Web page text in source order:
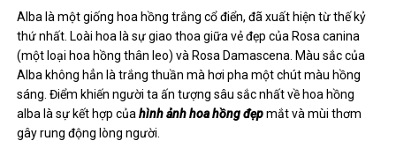
Alba là một giống hoa hồng trắng cổ điển, đã xuất hiện từ thế kỷ
thứ nhất. Loài hoa là sự giao thoa giữa vẻ đẹp của Rosa canina
(một loại hoa hồng thân leo) và Rosa Damascena. Màu sắc của
Alba không hẳn là trắng thuần mà hơi pha một chút màu hồng
sáng. Điểm khiến người ta ấn tượng sâu sắc nhất về hoa hồng
alba là sự kết hợp củahình ảnh hoa hồng đẹpmắt và mùi thơm
gây rung động lòng người.